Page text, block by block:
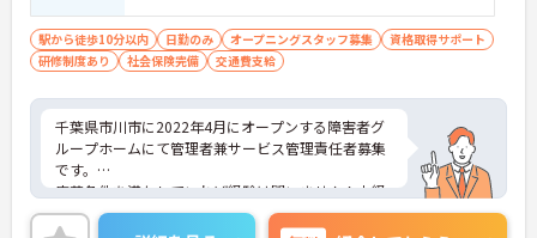
ス管理責任者のご経験がある方歓迎！
駅から徒歩10分以内 日勤のみ オープニングスタッフ募集
資格取得サポート
研修制度あり
社会保険完備 交通費支給
千葉県市川市に2022年4月にオープンする障害者グ
ループホームにて管理者兼サービス管理責任者募集
です。
応募条件を満たしていれば経験は問いません！未経
験の方も一緒にアットホームな環境を作っていきま